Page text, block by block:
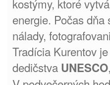
kostýmy, ktoré
energie. Počas
nálady,
Tradícia Kurentov
dedičstva UNESCO